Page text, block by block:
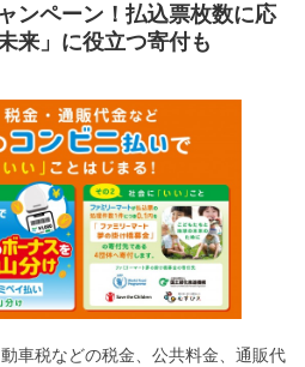
ンペーン！払込票枚数に応
来」に役立つ寄付も
車税などの税金、公共料金、通販代